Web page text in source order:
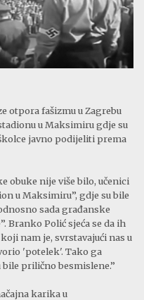
otpora fašizmu u Zagrebu
u Maksimiru gdje su
javno podijeliti prema
obuke nije više bilo, učenici
u Maksimiru”, gdje su bile
sada građanske
Branko Polić sjeća se da ih
nam je, svrstavajući nas u
'potelek'. Tako ga
prilično besmislene.”
karika u